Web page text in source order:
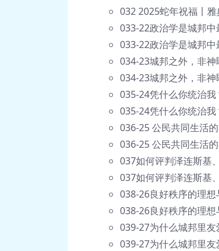
032 2025蛇年祝福丨
033-22政治学是城邦
033-22政治学是城邦
034-23城邦之外，非
034-23城邦之外，非
035-24凭什么你统治
035-24凭什么你统治
036-25 公民共同生活
036-25 公民共同生活
037如何评判泽连斯基
037如何评判泽连斯基
038-26良好秩序的理
038-26良好秩序的理
039-27为什么城邦里
039-27为什么城邦里